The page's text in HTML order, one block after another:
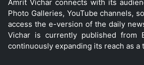
Amrit Vichar connects with its
Photo Galleries, YouTube channels,
access the e-version of the daily
Vichar is currently published from
continuously expanding its reach as